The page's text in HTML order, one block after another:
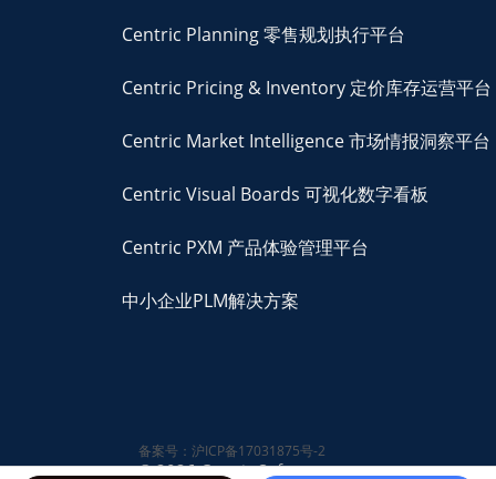
Centric Planning 零售规划执行平台
Centric Pricing & Inventory 定价库存运营平台
Centric Market Intelligence 市场情报洞察平台
Centric Visual Boards 可视化数字看板
Centric PXM 产品体验管理平台
中小企业PLM解决方案
备案号：沪ICP备17031875号-2
© 2026 Centric Software,